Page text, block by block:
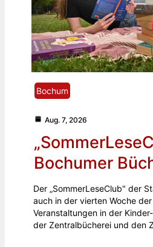
Bochum
Aug. 7, 2026
Bochumer
Der „SommerLeseClub" der
auch in der vierten Woche
Veranstaltungen in der
der Zentralbücherei und den